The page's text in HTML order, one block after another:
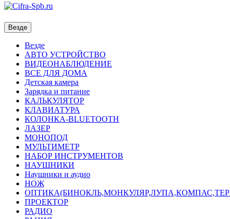
Везде
Везде
АВТО УСТРОЙСТВО
ВИДЕОНАБЛЮДЕНИЕ
ВСЕ ДЛЯ ДОМА
Детская камера
Зарядка и питание
КАЛЬКУЛЯТОР
КЛАВИАТУРА
КОЛОНКА-BLUETOOTH
ЛАЗЕР
МОНОПОД
МУЛЬТИМЕТР
НАБОР ИНСТРУМЕНТОВ
НАУШНИКИ
Наушники и аудио
НОЖ
ПРОЕКТОР
РАДИО